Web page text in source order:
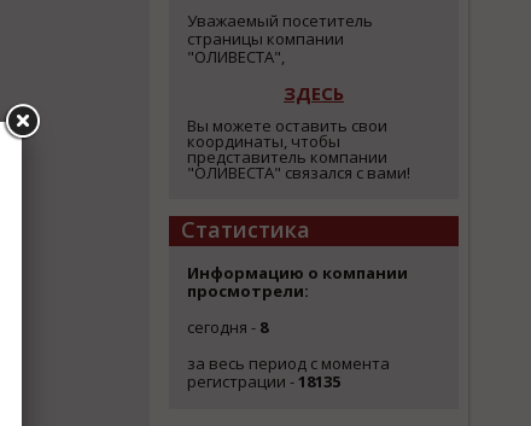
Уважаемый посетитель
страницы компании
"ОЛИВЕСТА",
ЗДЕСЬ
Вы можете оставить свои
координаты, чтобы
представитель компании
"ОЛИВЕСТА" связался с вами!
Статистика
Информацию о компании
просмотрели:
сегодня - 8
за весь период с момента
регистрации -18135